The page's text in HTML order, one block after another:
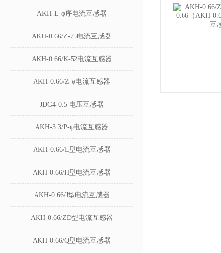
AKH-L-φ序电流互感器
AKH-0.66/Z-75电流互感器
AKH-0.66/K-52电流互感器
AKH-0.66/Z-φ电流互感器
JDG4-0.5 电压互感器
AKH-3.3/P-φ电流互感器
AKH-0.66/L型电流互感器
AKH-0.66/H型电流互感器
AKH-0.66/J型电流互感器
AKH-0.66/ZD型电流互感器
AKH-0.66/Q型电流互感器